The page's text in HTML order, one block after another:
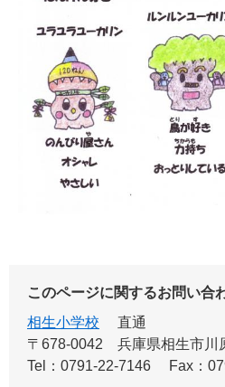
このページに関するお問い合
相生小学校
直通
〒678-0042
兵庫県相生市川
Tel：0791-22-7146
Fax：